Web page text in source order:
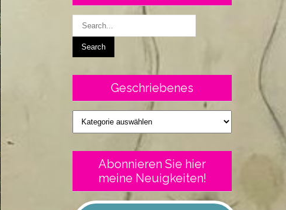
Geschriebenes
Geschriebenes
Abonnieren Sie hier
meine Neuigkeiten!